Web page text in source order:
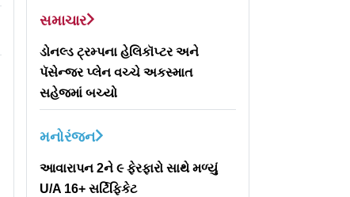
સમાચાર
ડોનલ્ડ ટ્રમ્પના હેલિકૉપ્ટર અને
પૅસેન્જર પ્લેન વચ્ચે અકસ્માત
સહેજમાં બચ્યો
મનોરંજન
આવારાપન 2ને ૯ ફેરફારો સાથે મળ્યું
U/A 16+ સર્ટિફિકેટ